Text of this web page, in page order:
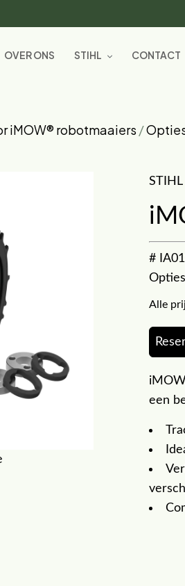
OVER ONS STIHL CONTACT
iMOW® robotmaaiers /
STIHL
#
Opties
Alle
een